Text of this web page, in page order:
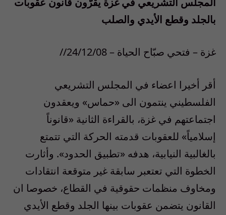
بالجلد وقطع الأيدي والصلب
غزة – فتحي صبّاح الحياة – 24/12/08//
أقر أخيرا اعضاء في المجلس التشريعي
الفلسطيني ينتمون الى «حماس» ويعقدون
اجتماعتهم في غزة، بالقراءة الثانية «قانوناً
إسلامياً» للعقوبات قدمته الحركة التي تتمتع
بالغالبية النيابية، هدفه «تطبيق الحدود». وأثارت
الخطوة التي تعتعبر سابقة غير متوقعة انتقادات
ومخاوف منظمات حقوقية في القطاع، خصوصا ان
القانون يتضمن عقوبات بينها الجلد وقطع الأيدي